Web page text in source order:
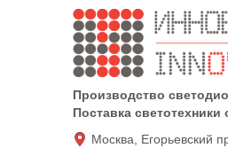
Производство
Поставка
Москва, Егорьевский